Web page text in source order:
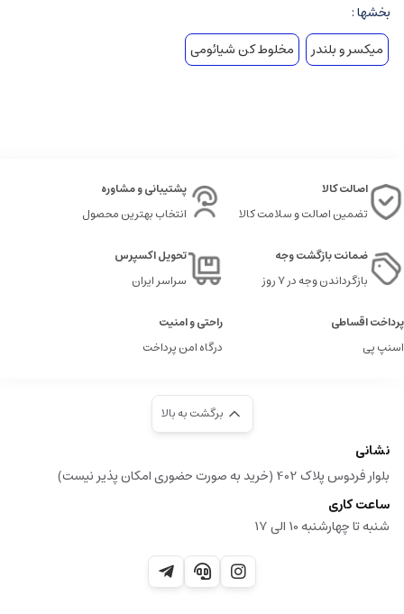
بخشها :
میکسر و بلندر
مخلوط کن شیائومی
اصالت کالا
تضمین اصالت و سلامت کالا
پشتیبانی و مشاوره
انتخاب بهترین محصول
ضمانت بازگشت وجه
بازگرداندن وجه در ۷ روز
تحویل اکسپرس
سراسر ایران
پرداخت اقساطی
اسنپ پی
راحتی و امنیت
درگاه امن پرداخت
برگشت به بالا
نشانی
بلوار فردوس پلاک 402 (خرید به صورت حضوری امکان پذیر نیست)
ساعت کاری
شنبه تا چهارشنبه 10 الی 17